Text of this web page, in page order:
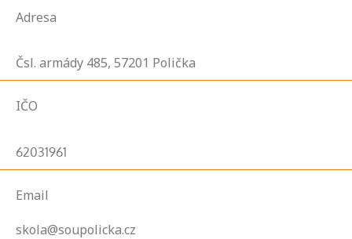
Adresa
Čsl. armády 485, 57201 Polička
IČO
62031961
Email
skola@soupolicka.cz